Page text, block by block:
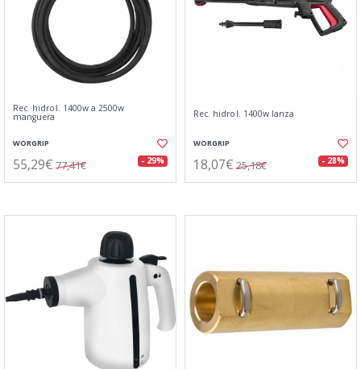
Rec. hidrol. 1400w a 2500w
manguera
WORGRIP
55,29€ 77,41€ - 29%
Rec. hidrol. 1400w lanza
WORGRIP
18,07€ 25,18€ - 28%